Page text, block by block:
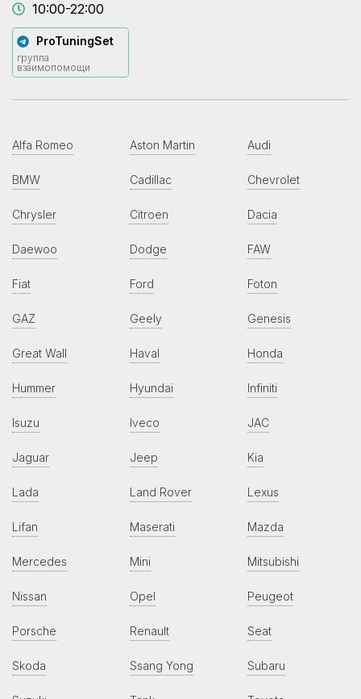
10:00-22:00
ProTuningSet
группа
взаимопомощи
Alfa Romeo Aston Martin Audi
BMW Cadillac Chevrolet
Chrysler Citroen Dacia
Daewoo Dodge FAW
Fiat Ford Foton
GAZ Geely Genesis
Great Wall Haval Honda
Hummer Hyundai Infiniti
Isuzu Iveco JAC
Jaguar Jeep Kia
Lada Land Rover Lexus
Lifan Maserati Mazda
Mercedes Mini Mitsubishi
Nissan Opel Peugeot
Porsche Renault Seat
Skoda Ssang Yong Subaru